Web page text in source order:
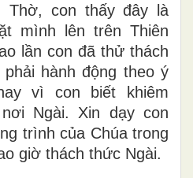
Thờ, con thấy đây là
mình lên trên Thiên
lần con đã thử thách
hành động theo ý
vì con biết khiêm
Ngài. Xin dạy con
trình của Chúa trong
giờ thách thức Ngài.